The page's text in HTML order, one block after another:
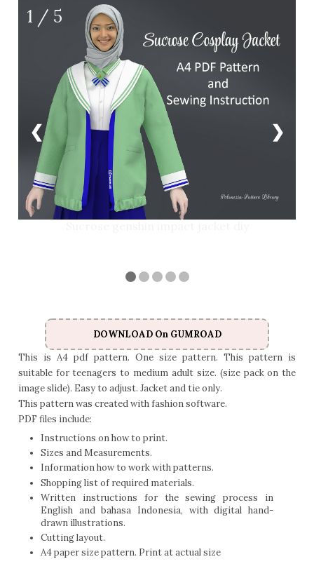
1 / 5
❮ ❯
DOWNLOAD On GUMROAD
This is A4 pdf pattern. One size pattern. This pattern is
suitable for teenagers to medium adult size. (size pack on the
image slide). Easy to adjust. Jacket and tie only.
This pattern was created with fashion software.
PDF files include:
Instructions on how to print.
Sizes and Measurements.
Information how to work with patterns.
Shopping list of required materials.
Written instructions for the sewing process in
English and bahasa Indonesia, with digital hand-
drawn illustrations.
Cutting layout.
A4 paper size pattern. Print at actual size